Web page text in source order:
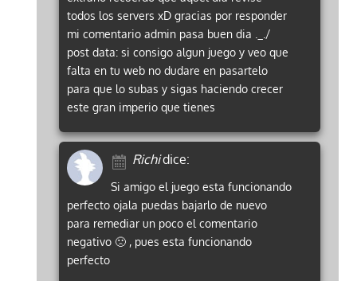
todos los servers xD gracias por responder
mi comentario admin pasa buen dia ._./
post data: si consigo algun juego y veo que
falta en tu web no dudare en pasartelo
para que lo subas y sigas haciendo crecer
este gran imperio que tienes
Richidice:
Si amigo el juego esta funcionando
perfecto ojala puedas bajarlo de nuevo
para remediar un poco el comentario
negativo 🙁 , pues esta funcionando
perfecto